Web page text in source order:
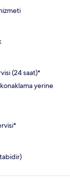
(24 saat)*
yerine